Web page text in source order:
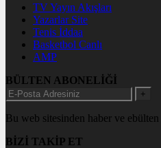
TV Yayın Akışları
Yazarlar Site
Tenis İddaa
Basketbol Canlı
AMP
BÜLTEN ABONELİĞİ
+
Bu web sitesinden haber ve
BİZİ TAKİP ET